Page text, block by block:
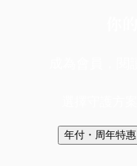
年付・周年特惠